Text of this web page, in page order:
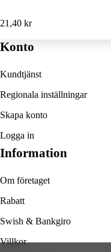
21,40 kr
Konto
Kundtjänst
Regionala inställningar
Skapa konto
Logga in
Information
Om företaget
Rabatt
Swish & Bankgiro
Villkor